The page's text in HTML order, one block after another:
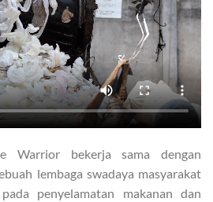
Warrior bekerja sama dengan
lembaga swadaya masyarakat
penyelamatan makanan dan